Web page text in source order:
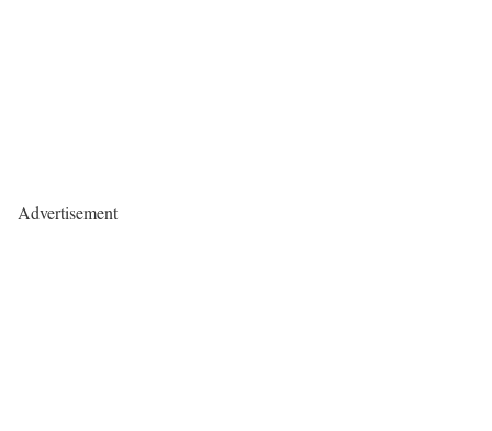
Advertisement